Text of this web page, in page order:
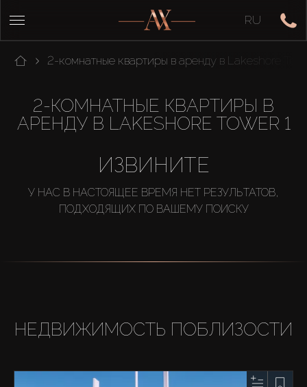
RU
2-комнатные квартиры в аренду в Lakeshore
2-КОМНАТНЫЕ КВАРТИРЫ В
АРЕНДУ В LAKESHORE TOWER 1
ИЗВИНИТЕ
У НАС В НАСТОЯЩЕЕ ВРЕМЯ НЕТ РЕЗУЛЬТАТОВ,
ПОДХОДЯЩИХ ПО ВАШЕМУ ПОИСКУ
НЕДВИЖИМОСТЬ ПОБЛИЗОСТИ